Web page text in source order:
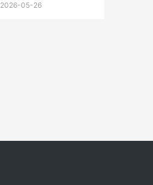
2026-05-26